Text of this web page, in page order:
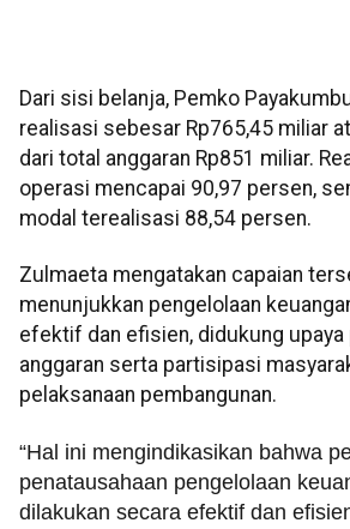
Dari sisi belanja, Pemko
realisasi sebesar Rp765,45 miliar
dari total anggaran Rp851 miliar.
operasi mencapai 90,97 persen,
modal terealisasi 88,54 persen.
Zulmaeta mengatakan capaian
menunjukkan pengelolaan
efektif dan efisien, didukung upaya
anggaran serta partisipasi
pelaksanaan pembangunan.
“Hal ini mengindikasikan bahwa
penatausahaan pengelolaan
dilakukan secara efektif dan